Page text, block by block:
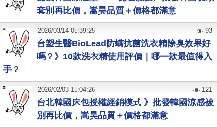
套別再比價，嵩昊品質＋價格都滿意
台塑生醫BioLead防螨抗菌洗衣精除臭效果好
嗎？》10款洗衣精使用評價｜哪一款最值得入
手？
2026/03/14 05:39:25 93
台北韓國床包授權經銷模式 》批發韓國涼感被
別再比價，嵩昊品質＋價格都滿意
2026/02/03 15:04:26 121